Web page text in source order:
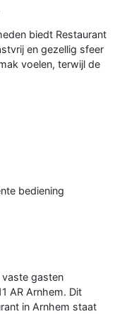
biedt Restaurant
en gezellig sfeer
voelen, terwijl de
bediening
gasten
AR Arnhem. Dit
in Arnhem staat